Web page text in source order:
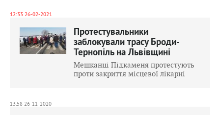
12:33 26-02-2021
Протестувальники
заблокували трасу Броди-
Тернопіль на Львівщині
Мешканці Підкаменя протестують
проти закриття місцевої лікарні
13:58 26-11-2020